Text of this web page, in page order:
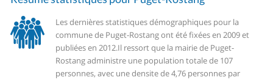
Les dernières statistiques démographiques pour la
commune de Puget-Rostang ont été fixées en 2009 et
publiées en 2012.Il ressort que la mairie de Puget-
Rostang administre une population totale de 107
personnes, avec une densite de 4,76 personnes par